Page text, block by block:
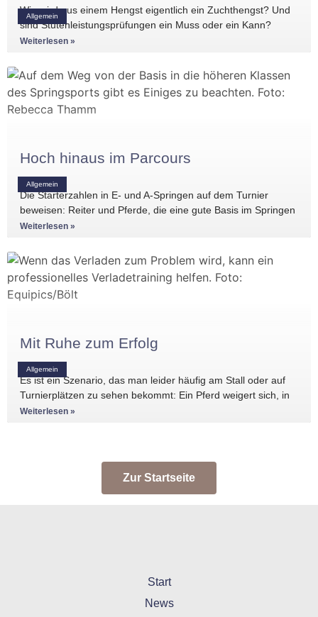
Allgemein
Wie wird aus einem Hengst eigentlich ein Zuchthengst? Und
sind Stutenleistungsprüfungen ein Muss oder ein Kann?
Einblicke in die Regelwerke
Weiterlesen »
Allgemein
Hoch hinaus im Parcours
Die Starterzahlen in E- und A-Springen auf dem Turnier
beweisen: Reiter und Pferde, die eine gute Basis im Springen
haben, gibt es
Weiterlesen »
Allgemein
Mit Ruhe zum Erfolg
Es ist ein Szenario, das man leider häufig am Stall oder auf
Turnierplätzen zu sehen bekommt: Ein Pferd weigert sich, in
den Anhänger zu
Weiterlesen »
Zur Startseite
Start
News